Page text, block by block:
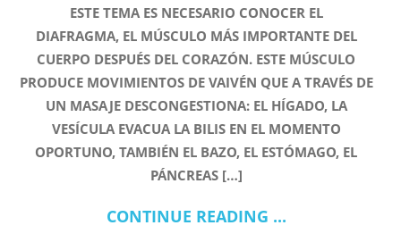
ESTE TEMA ES NECESARIO CONOCER EL
DIAFRAGMA, EL MÚSCULO MÁS IMPORTANTE DEL
CUERPO DESPUÉS DEL CORAZÓN. ESTE MÚSCULO
PRODUCE MOVIMIENTOS DE VAIVÉN QUE A TRAVÉS DE
UN MASAJE DESCONGESTIONA: EL HÍGADO, LA
VESÍCULA EVACUA LA BILIS EN EL MOMENTO
OPORTUNO, TAMBIÉN EL BAZO, EL ESTÓMAGO, EL
PÁNCREAS […]
CONTINUE READING ...